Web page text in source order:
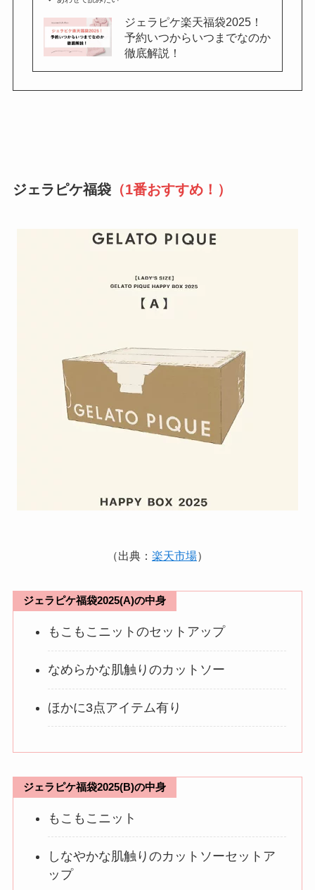
ジェラピケ楽天福袋2025！
予約いつからいつまでなのか
徹底解説！
ジェラピケ福袋（1番おすすめ！）
（出典： 楽天市場）
ジェラピケ福袋2025(A)の中身
もこもこニットのセットアップ
なめらかな肌触りのカットソー
ほかに3点アイテム有り
ジェラピケ福袋2025(B)の中身
もこもこニット
しなやかな肌触りのカットソーセットア
ップ